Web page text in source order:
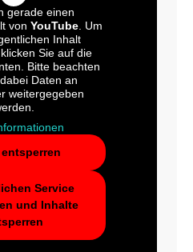
gerade einen
von YouTube . Um
Inhalt
Sie auf die
Bitte beachten
Daten an
weitergegeben
Service
und Inhalte